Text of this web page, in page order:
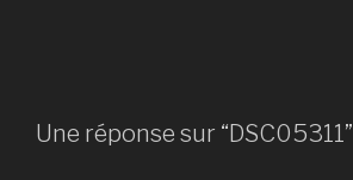
Une réponse sur “DSC05311”